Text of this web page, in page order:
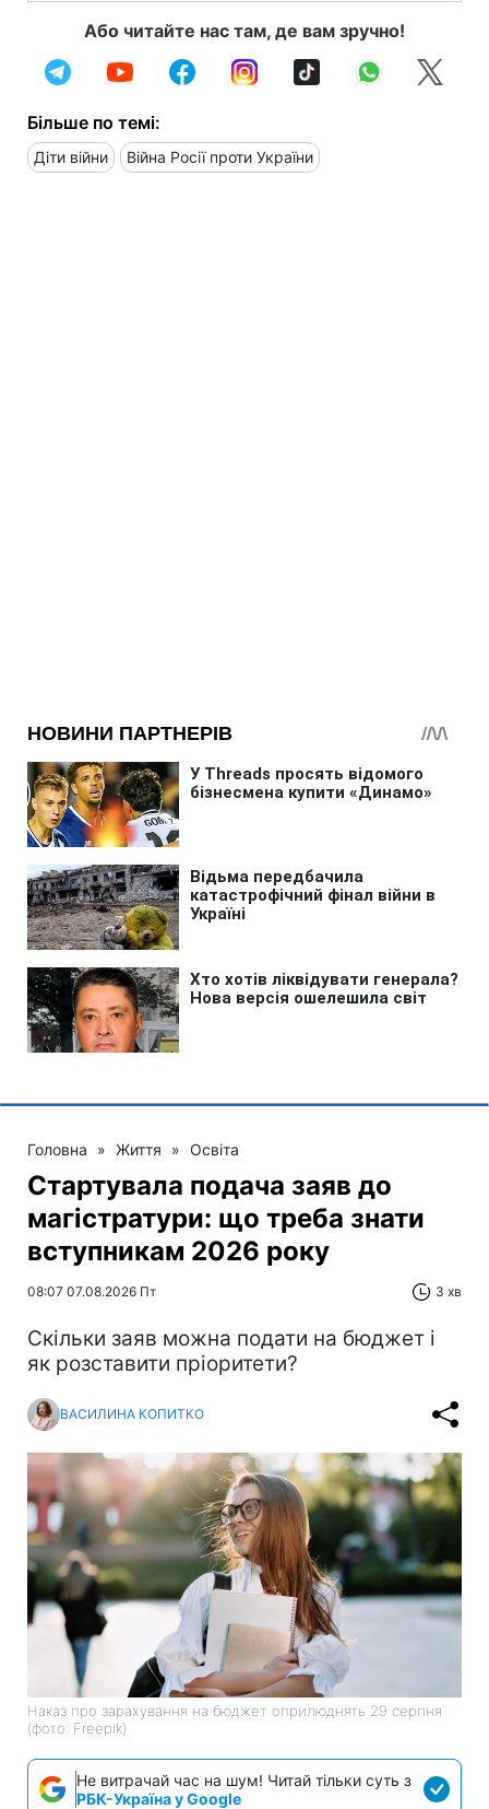
Або читайте нас там, де вам зручно!
Більше по темі:
Діти війни Війна Росії проти України
Головна » Життя » Освіта
Стартувала подача заяв до
магістратури: що треба знати
вступникам 2026 року
08:07 07.08.2026 Пт 3 хв
Скільки заяв можна подати на бюджет і
як розставити пріоритети?
ВАСИЛИНА КОПИТКО
Наказ про зарахування на бюджет оприлюднять 29 серпня
(фото: Freepik)
Не витрачай час на шум! Читай тільки суть з
РБК-Україна у Google